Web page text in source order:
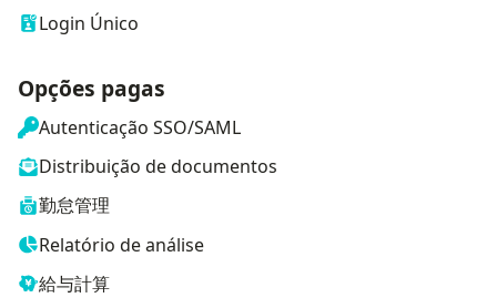
Login Único
Opções pagas
Autenticação SSO/SAML
Distribuição de documentos
勤怠管理
Relatório de análise
給与計算